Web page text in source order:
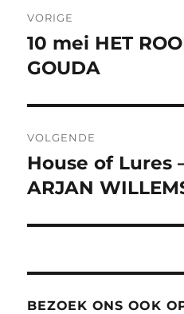
navigatie
VORIGE
Vorig
bericht:
10 mei HET
GOUDA
VOLGENDE
Volgend
bericht:
House of Lures
ARJAN
BEZOEK ONS OOK